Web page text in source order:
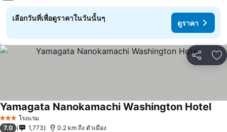
เลือกวันที่เพื่อดูราคาในวันนั้นๆ
ดูราคา
แชร์ เ
3 ดาว โรงแรม
Yamagata Nanokamachi Washington Hotelดูร
7.0 1,773 0.2 km ถึง ตัวเมือง